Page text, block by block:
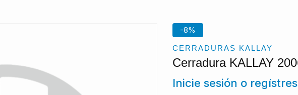
-8%
CERRADURAS KALLAY
Cerradura KALLAY
Inicie sesión o